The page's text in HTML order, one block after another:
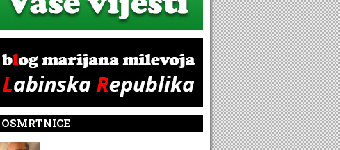
OSMRTNICE